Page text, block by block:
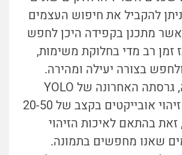
להקביל את חיפוש העצמים
אשר מתכנן בקפידה היכן לחפש
זמן רב מדי בחלוקת משימות,
בצורה יעילה ומהירה.
לצורך השוואה, גרסתה האחרונה של YOLO
מסוגלת לבצע זיהוי אובייקטים בקצב של 20-50
זאת בהתאם לאיכות הזיהוי
שאנו מחפשים בתמונה.